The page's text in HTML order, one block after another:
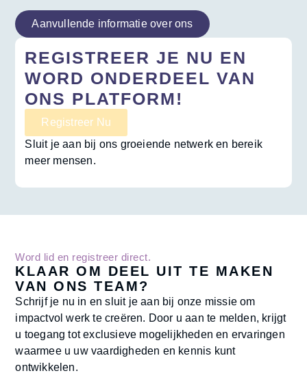
Aanvullende informatie over ons
REGISTREER JE NU EN
WORD ONDERDEEL VAN
ONS PLATFORM!
Registreer Nu
Sluit je aan bij ons groeiende netwerk en bereik
meer mensen.
Word lid en registreer direct.
KLAAR OM DEEL UIT TE MAKEN
VAN ONS TEAM?
Schrijf je nu in en sluit je aan bij onze missie om
impactvol werk te creëren. Door u aan te melden, krijgt
u toegang tot exclusieve mogelijkheden en ervaringen
waarmee u uw vaardigheden en kennis kunt
ontwikkelen.